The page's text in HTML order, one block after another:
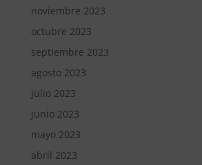
noviembre 2023
octubre 2023
septiembre 2023
agosto 2023
julio 2023
junio 2023
mayo 2023
abril 2023